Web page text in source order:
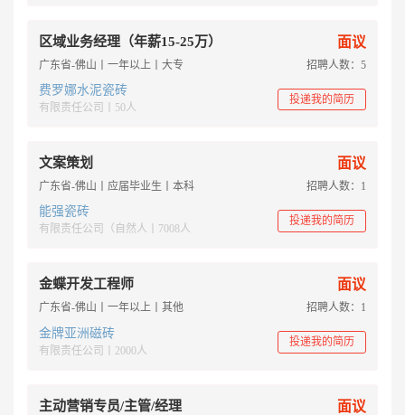
区域业务经理（年薪15-25万） 面议
广东省-佛山丨一年以上丨大专 招聘人数：5
费罗娜水泥瓷砖
有限责任公司丨50人
投递我的简历
文案策划 面议
广东省-佛山丨应届毕业生丨本科 招聘人数：1
能强瓷砖
有限责任公司（自然人丨7008人
投递我的简历
金蝶开发工程师 面议
广东省-佛山丨一年以上丨其他 招聘人数：1
金牌亚洲磁砖
有限责任公司丨2000人
投递我的简历
主动营销专员/主管/经理 面议